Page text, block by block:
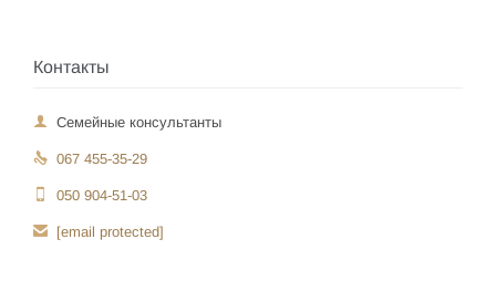
Контакты
 Семейные консультанты
 067 455-35-29
050 904-51-03
 [email protected]